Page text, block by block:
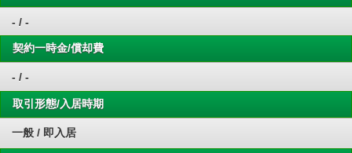
- / -
契約一時金/償却費
- / -
取引形態/入居時期
一般 / 即入居